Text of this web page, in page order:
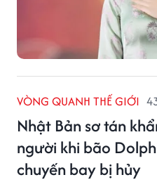
VÒNG QUANH THẾ GIỚI
Nhật Bản sơ tán
người khi bão
chuyến bay bị hủy